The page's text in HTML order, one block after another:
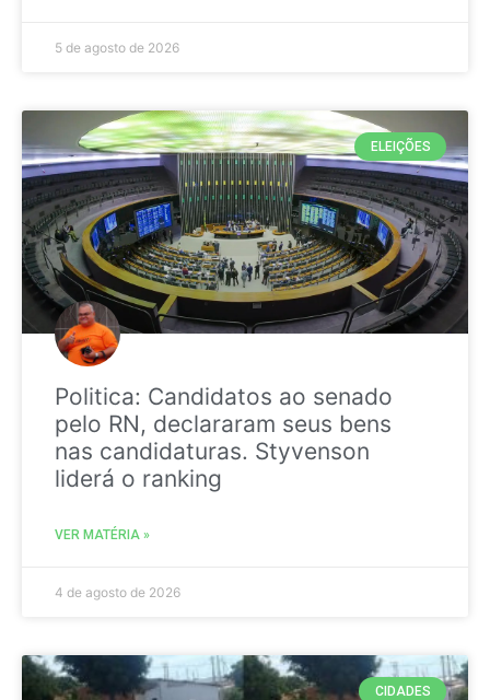
5 de agosto de 2026
ELEIÇÕES
Politica: Candidatos ao senado
pelo RN, declararam seus bens
nas candidaturas. Styvenson
liderá o ranking
VER MATÉRIA »
4 de agosto de 2026
CIDADES